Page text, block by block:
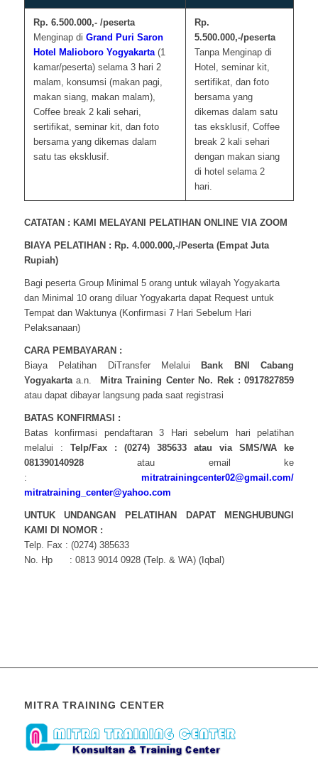
Rp. 6.500.000,- /peserta
Menginap di Grand Puri Saron
Hotel Malioboro Yogyakarta(1
kamar/peserta) selama 3 hari 2
malam, konsumsi (makan pagi,
makan siang, makan malam),
Coffee break 2 kali sehari,
sertifikat, seminar kit, dan foto
bersama yang dikemas dalam
satu tas eksklusif.
Rp.
5.500.000,-/peserta
Tanpa Menginap di
Hotel, seminar kit,
sertifikat, dan foto
bersama yang
dikemas dalam satu
tas eksklusif, Coffee
break 2 kali sehari
dengan makan siang
di hotel selama 2
hari.
CATATAN : KAMI MELAYANI PELATIHAN ONLINE VIA ZOOM
BIAYA PELATIHAN : Rp. 4.000.000,-/Peserta (Empat Juta
Rupiah)
Bagi peserta Group Minimal 5 orang untuk wilayah Yogyakarta
dan Minimal 10 orang diluar Yogyakarta dapat Request untuk
Tempat dan Waktunya (Konfirmasi 7 Hari Sebelum Hari
Pelaksanaan)
CARA PEMBAYARAN :
Biaya Pelatihan DiTransfer Melalui
Bank BNI Cabang
Yogyakartaa.n.
Mitra Training Center No. Rek : 0917827859
atau dapat dibayar langsung pada saat registrasi
BATAS KONFIRMASI :
Batas konfirmasi pendaftaran 3 Hari sebelum hari pelatihan
melalui : Telp/Fax : (0274) 385633 atau via SMS/WA ke
081390140928atau email ke
:
mitratrainingcenter02@gmail.com/
mitratraining_center@yahoo.com
UNTUK UNDANGAN PELATIHAN DAPAT MENGHUBUNGI
KAMI DI NOMOR :
Telp. Fax : (0274) 385633
No. Hp : 0813 9014 0928 (Telp. & WA) (Iqbal)
MITRA TRAINING CENTER